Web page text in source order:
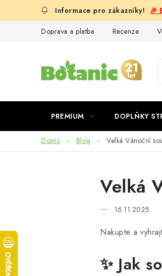
🎉
Doprava a platba Recenze
PREMIUM DOPLŇKY
Domů Blog Velká Vánoční
Velká
16.11.2025
Nakupte a
✨ Jak